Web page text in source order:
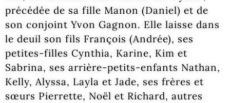
précédée de sa fille Manon (Daniel) et de
son conjoint Yvon Gagnon. Elle laisse dans
le deuil son fils François (Andrée), ses
petites-filles Cynthia, Karine, Kim et
Sabrina, ses arrière-petits-enfants Nathan,
Kelly, Alyssa, Layla et Jade, ses frères et
sœurs Pierrette, Noël et Richard, autres